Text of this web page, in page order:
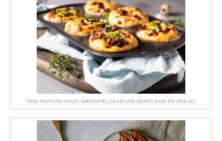
MINI-MUFFINS VAN EI, AARDAPPEL, GEKRUIDE WORST, KAAS EN SPEKJES